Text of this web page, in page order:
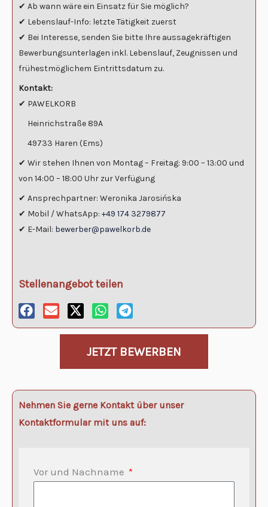
✔ Ab wann wäre ein Einsatz für Sie möglich?
✔ Lebenslauf-Info: letzte Tätigkeit zuerst
✔ Bei Interesse, senden Sie bitte Ihre aussagekräftigen
Bewerbungsunterlagen inkl. Lebenslauf, Zeugnissen und
frühestmöglichem Eintrittsdatum zu.
Kontakt:
✔ PAWELKORB
Heinrichstraße 89A
49733 Haren (Ems)
✔ Wir stehen Ihnen von Montag – Freitag: 9:00 – 13:00 und
von 14:00 – 18:00 Uhr zur Verfügung
✔ Ansprechpartner: Weronika Jarosińska
✔ Mobil / WhatsApp: +49 174 3279877
✔ E-Mail: bewerber@pawelkorb.de
Stellenangebot teilen
JETZT BEWERBEN
Nehmen Sie gerne Kontakt über unser
Kontaktformular mit uns auf:
Vor und Nachname